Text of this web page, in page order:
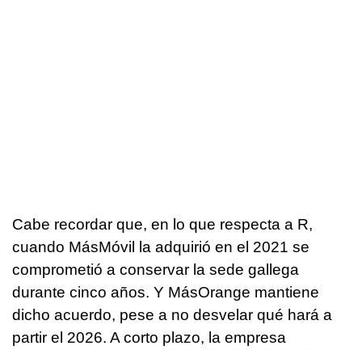
Cabe recordar que, en lo que respecta a R,
cuando MásMóvil la adquirió en el 2021 se
comprometió a conservar la sede gallega
durante cinco años. Y MásOrange mantiene
dicho acuerdo, pese a no desvelar qué hará a
partir el 2026. A corto plazo, la empresa